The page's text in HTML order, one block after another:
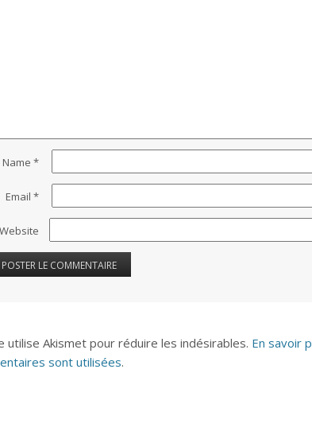
Name*
Email*
Website
utilise Akismet pour réduire les indésirables. En savoir
sont utilisées.